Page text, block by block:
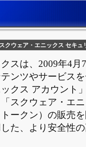
クウェア・エニックス セキュ
スは、2009年4月
ンツやサービス
クス アカウント
スクウェア・エ
ークン）の販売
た、より安全性